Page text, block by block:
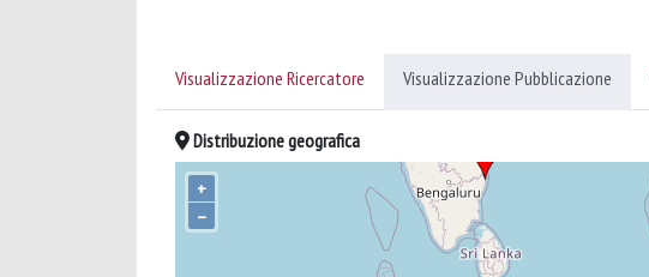
Visualizzazione Ricercatore Visualizzazione Pubblicazione
Distribuzione geografica
+
–